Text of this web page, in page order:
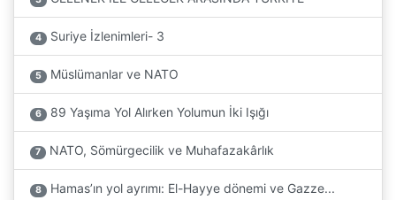
4 Suriye İzlenimleri- 3
5 Müslümanlar ve NATO
6 89 Yaşıma Yol Alırken Yolumun İki Işığı
7 NATO, Sömürgecilik ve Muhafazakârlık
8 Hamas’ın yol ayrımı: El-Hayye dönemi ve Gazze...